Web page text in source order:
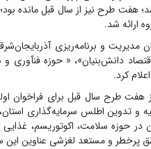
86 طرح ارسال شد؛ هفت طرح نیز از سال قبل
ارائه شد.
مدیریت و برنامه‌ریزی
دانش‌بنیان»، « حوزه
کرد.
از هفت طرح سال قبل برای
و تدوین اطلس سرمایه‌گذاری استان،
در حوزه سلامت، اکوتوریسم،
پرخطر و مستعد لغزشی عناوین